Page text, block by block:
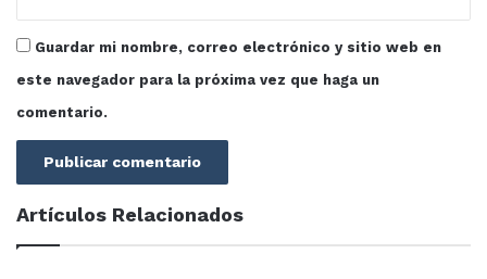
Guardar mi nombre, correo electrónico y sitio web en
este navegador para la próxima vez que haga un
comentario.
Artículos Relacionados